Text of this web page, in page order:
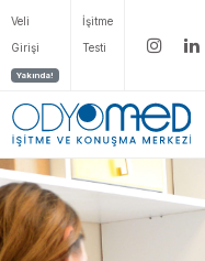
Veli
Girişi
Yakında!
İşitme
Testi